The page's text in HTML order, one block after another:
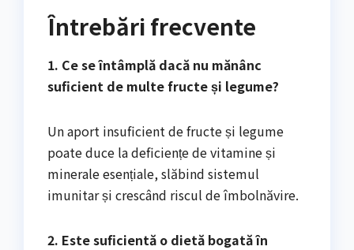
Întrebări frecvente
1. Ce se întâmplă dacă nu mănânc
suficient de multe fructe și legume?
Un aport insuficient de fructe și legume
poate duce la deficiențe de vitamine și
minerale esențiale, slăbind sistemul
imunitar și crescând riscul de îmbolnăvire.
2. Este suficientă o dietă bogată în